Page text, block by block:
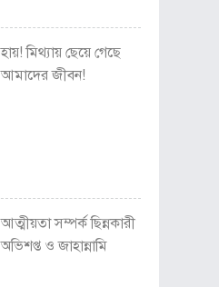
হায়! মিথ্যায় ছেয়ে গেছে
আমাদের জীবন!
আত্মীয়তা সম্পর্ক ছিন্নকারী
অভিশপ্ত ও জাহান্নামি